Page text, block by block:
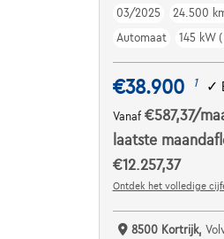
03/2025
24.500
Automaat
145 kW
€38.900 1 ✓
Vanaf €587,37/
laatste
€12.257,37
Ontdek het volledige
8500 Kortrijk,